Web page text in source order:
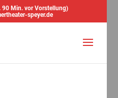
90 Min. vor Vorstellung)
speyer.de